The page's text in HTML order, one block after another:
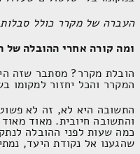
העברה של מקרר כולל
ומה קורה אחרי ההובלה של
הובלת מקרר? מסתבר שזה
המקרר והכל יחזור למקומו
התשובה היא לא, זה לא
והתשובה חיובית. מאוד
כמה שעות לפני ההובלה
שהגענו אל נקודת היעד,